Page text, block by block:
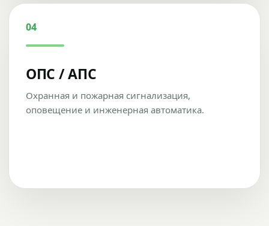
04
ОПС / АПС
Охранная и пожарная сигнализация,
оповещение и инженерная автоматика.